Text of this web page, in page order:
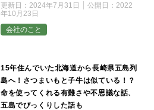
更新日： 2024年7月31日 公開日： 2022
年10月23日
会社のこと
15年住んでいた北海道から長崎県五島列
島へ！さつまいもと子牛は似ている！？
命を使ってくれる有難さや不思議な話、
五島でびっくりした話も